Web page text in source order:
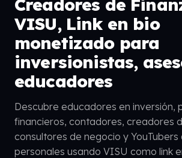
Creadores de
VISU, Link en bio
monetizado para
inversionistas,
educadores
Descubre educadores en inversión,
financieros, contadores, creadores
consultores de negocio y YouTubers
personales usando VISU como link